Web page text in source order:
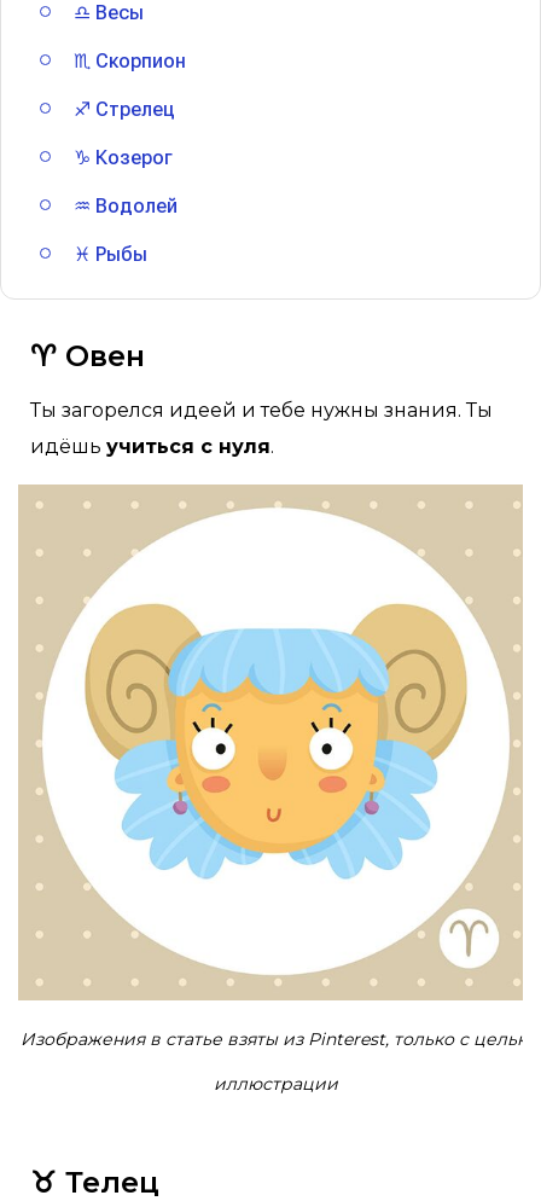
♎ Весы
♏ Скорпион
♐ Стрелец
♑ Козерог
♒ Водолей
♓ Рыбы
♈ Овен
Ты загорелся идеей и тебе нужны знания. Ты
идёшь учиться с нуля.
Изображения в статье взяты из Pinterest, только с целью
иллюстрации
♉ Телец